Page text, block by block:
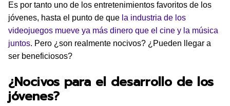
Es por tanto uno de los entretenimientos favoritos de los
jóvenes, hasta el punto de que la industria de los
videojuegos mueve ya más dinero que el cine y la música
juntos. Pero ¿son realmente nocivos? ¿Pueden llegar a
ser beneficiosos?
¿Nocivos para el desarrollo de los
jóvenes?